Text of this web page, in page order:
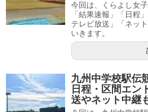
今回は、くらよし女
「結果速報」「日程
テレビ放送」「ネッ
いきます。
九州中学校駅伝
日程・区間エン
送やネット中継